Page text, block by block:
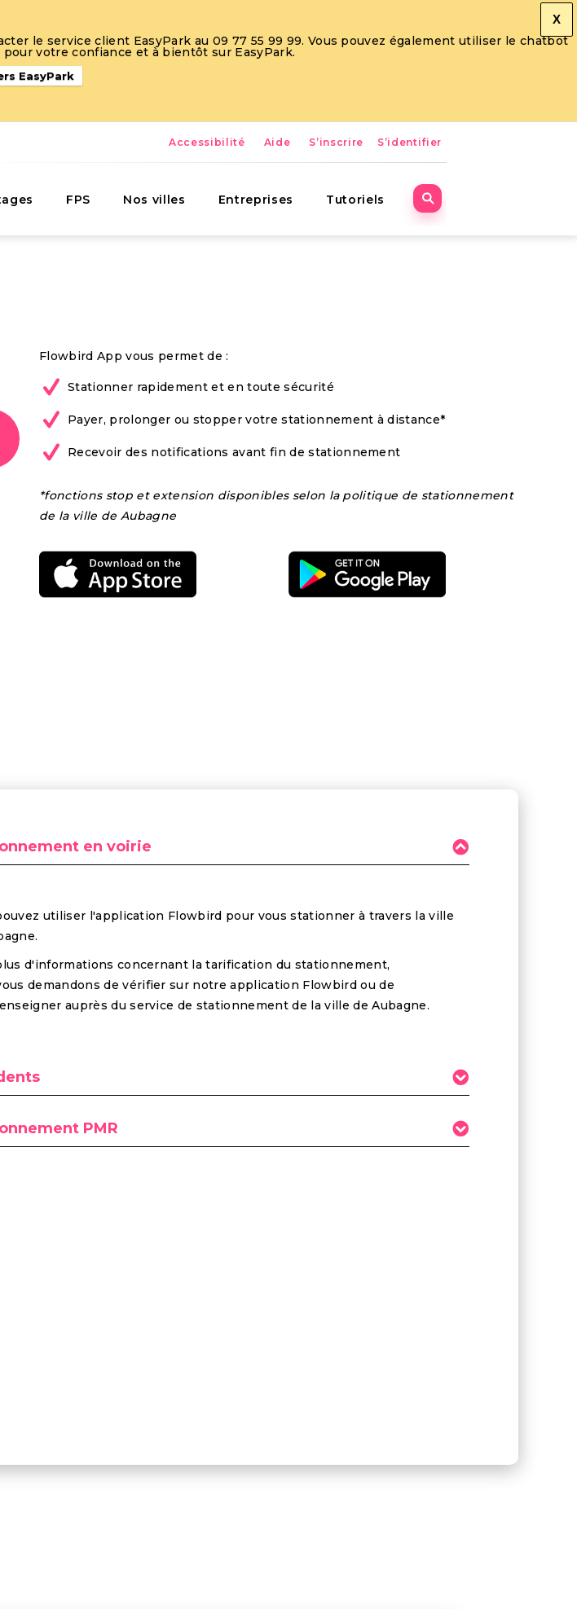
X
le service client EasyPark au 09 77 55 99 99. Vous pouvez également utiliser le chatbot
pour votre confiance et à bientôt sur EasyPark.
EasyPark
Accessibilité Aide S’inscrire S’identifier
FPS Nos villes Entreprises Tutoriels
Flowbird App vous permet de :
Stationner rapidement et en toute sécurité
Payer, prolonger ou stopper votre stationnement à distance*
Recevoir des notifications avant fin de stationnement
*fonctions stop et extension disponibles selon la politique de stationnement
de la ville de Aubagne
en voirie
utiliser l'application Flowbird pour vous stationner à travers la ville
d'informations concernant la tarification du stationnement,
demandons de vérifier sur notre application Flowbird ou de
auprès du service de stationnement de la ville de Aubagne.
PMR